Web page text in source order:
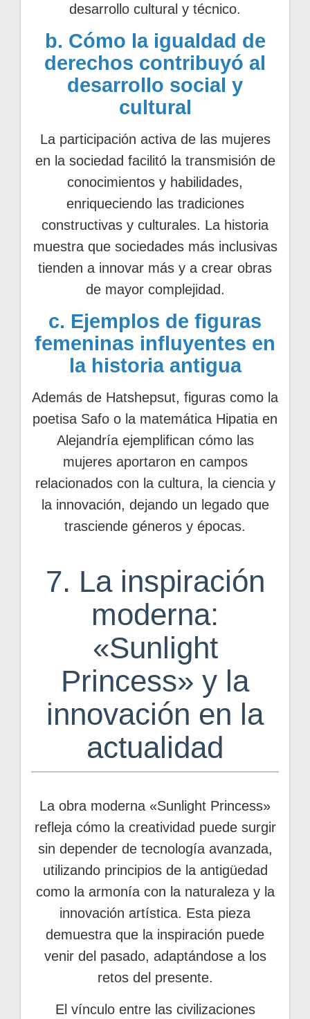
desarrollo cultural y técnico.
b. Cómo la igualdad de
derechos contribuyó al
desarrollo social y
cultural
La participación activa de las mujeres
en la sociedad facilitó la transmisión de
conocimientos y habilidades,
enriqueciendo las tradiciones
constructivas y culturales. La historia
muestra que sociedades más inclusivas
tienden a innovar más y a crear obras
de mayor complejidad.
c. Ejemplos de figuras
femeninas influyentes en
la historia antigua
Además de Hatshepsut, figuras como la
poetisa Safo o la matemática Hipatia en
Alejandría ejemplifican cómo las
mujeres aportaron en campos
relacionados con la cultura, la ciencia y
la innovación, dejando un legado que
trasciende géneros y épocas.
7. La inspiración
moderna:
«Sunlight
Princess» y la
innovación en la
actualidad
La obra moderna «Sunlight Princess»
refleja cómo la creatividad puede surgir
sin depender de tecnología avanzada,
utilizando principios de la antigüedad
como la armonía con la naturaleza y la
innovación artística. Esta pieza
demuestra que la inspiración puede
venir del pasado, adaptándose a los
retos del presente.
El vínculo entre las civilizaciones